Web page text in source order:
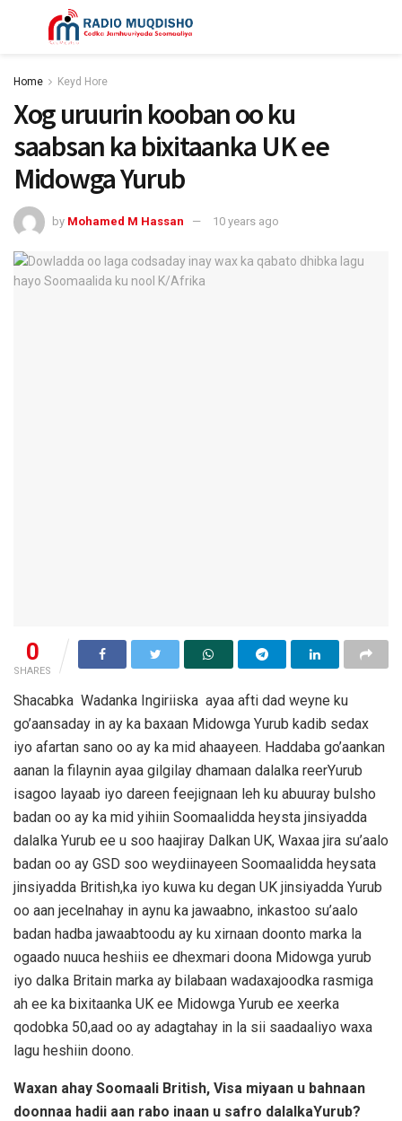
Home Keyd Hore
Xog uruurin kooban oo ku
saabsan ka bixitaanka UK ee
Midowga Yurub
by Mohamed M Hassan 10 years ago
0
SHARES
Shacabka Wadanka Ingiriiska ayaa afti dad weyne ku
go’aansaday in ay ka baxaan Midowga Yurub kadib sedax
iyo afartan sano oo ay ka mid ahaayeen. Haddaba go’aankan
aanan la filaynin ayaa gilgilay dhamaan dalalka reerYurub
isagoo layaab iyo dareen feejignaan leh ku abuuray bulsho
badan oo ay ka mid yihiin Soomaalidda heysta jinsiyadda
dalalka Yurub ee u soo haajiray Dalkan UK, Waxaa jira su’aalo
badan oo ay GSD soo weydiinayeen Soomaalidda heysata
jinsiyadda British,ka iyo kuwa ku degan UK jinsiyadda Yurub
oo aan jecelnahay in aynu ka jawaabno, inkastoo su’aalo
badan hadba jawaabtoodu ay ku xirnaan doonto marka la
ogaado nuuca heshiis ee dhexmari doona Midowga yurub
iyo dalka Britain marka ay bilabaan wadaxajoodka rasmiga
ah ee ka bixitaanka UK ee Midowga Yurub ee xeerka
qodobka 50,aad oo ay adagtahay in la sii saadaaliyo waxa
lagu heshiin doono.
Waxan ahay Soomaali British, Visa miyaan u bahnaan
doonnaa hadii aan rabo inaan u safro dalalkaYurub?